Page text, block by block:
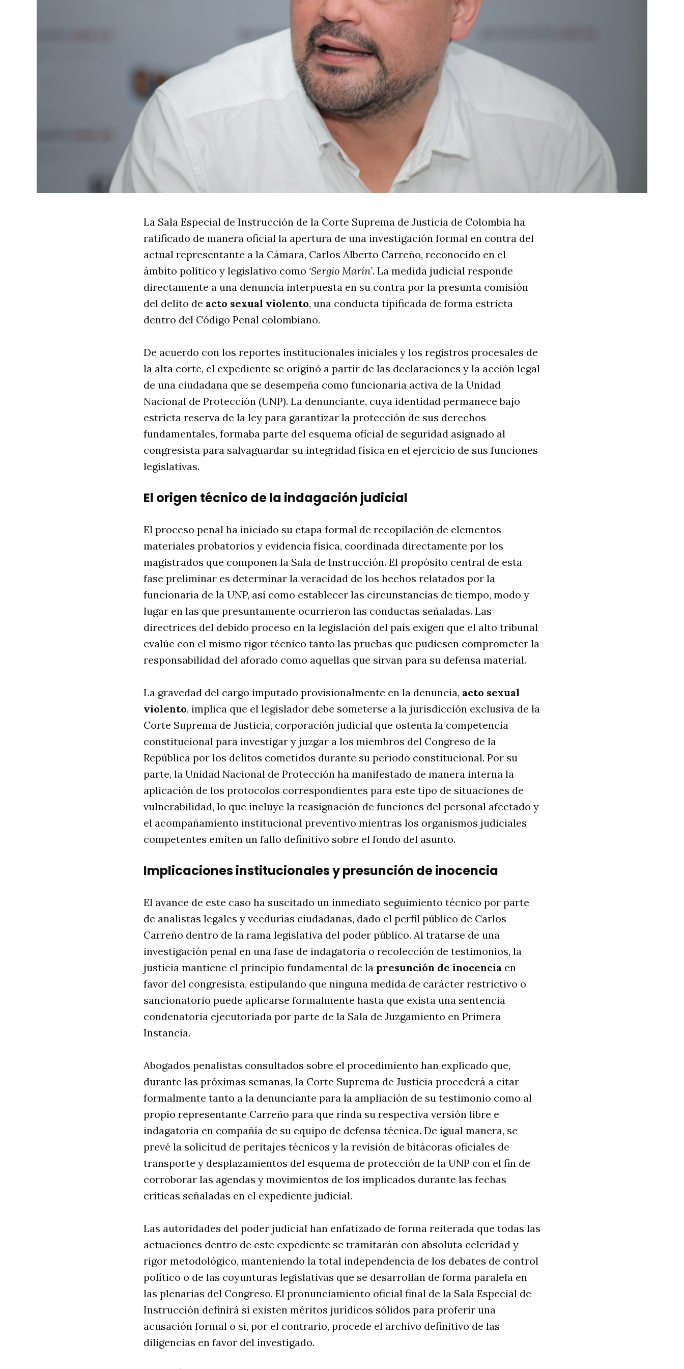
La Sala Especial de Instrucción de la Corte Suprema de Justicia de Colombia ha
ratificado de manera oficial la apertura de una investigación formal en contra del
actual representante a la Cámara, Carlos Alberto Carreño, reconocido en el
ámbito político y legislativo como ‘Sergio Marín’. La medida judicial responde
directamente a una denuncia interpuesta en su contra por la presunta comisión
del delito de acto sexual violento, una conducta tipificada de forma estricta
dentro del Código Penal colombiano.
De acuerdo con los reportes institucionales iniciales y los registros procesales de
la alta corte, el expediente se originó a partir de las declaraciones y la acción legal
de una ciudadana que se desempeña como funcionaria activa de la Unidad
Nacional de Protección (UNP). La denunciante, cuya identidad permanece bajo
estricta reserva de la ley para garantizar la protección de sus derechos
fundamentales, formaba parte del esquema oficial de seguridad asignado al
congresista para salvaguardar su integridad física en el ejercicio de sus funciones
legislativas.
El origen técnico de la indagación judicial
El proceso penal ha iniciado su etapa formal de recopilación de elementos
materiales probatorios y evidencia física, coordinada directamente por los
magistrados que componen la Sala de Instrucción. El propósito central de esta
fase preliminar es determinar la veracidad de los hechos relatados por la
funcionaria de la UNP, así como establecer las circunstancias de tiempo, modo y
lugar en las que presuntamente ocurrieron las conductas señaladas. Las
directrices del debido proceso en la legislación del país exigen que el alto tribunal
evalúe con el mismo rigor técnico tanto las pruebas que pudiesen comprometer la
responsabilidad del aforado como aquellas que sirvan para su defensa material.
La gravedad del cargo imputado provisionalmente en la denuncia, acto sexual
violento, implica que el legislador debe someterse a la jurisdicción exclusiva de la
Corte Suprema de Justicia, corporación judicial que ostenta la competencia
constitucional para investigar y juzgar a los miembros del Congreso de la
República por los delitos cometidos durante su periodo constitucional. Por su
parte, la Unidad Nacional de Protección ha manifestado de manera interna la
aplicación de los protocolos correspondientes para este tipo de situaciones de
vulnerabilidad, lo que incluye la reasignación de funciones del personal afectado y
el acompañamiento institucional preventivo mientras los organismos judiciales
competentes emiten un fallo definitivo sobre el fondo del asunto.
Implicaciones institucionales y presunción de inocencia
El avance de este caso ha suscitado un inmediato seguimiento técnico por parte
de analistas legales y veedurías ciudadanas, dado el perfil público de Carlos
Carreño dentro de la rama legislativa del poder público. Al tratarse de una
investigación penal en una fase de indagatoria o recolección de testimonios, la
justicia mantiene el principio fundamental de la presunción de inocencia en
favor del congresista, estipulando que ninguna medida de carácter restrictivo o
sancionatorio puede aplicarse formalmente hasta que exista una sentencia
condenatoria ejecutoriada por parte de la Sala de Juzgamiento en Primera
Instancia.
Abogados penalistas consultados sobre el procedimiento han explicado que,
durante las próximas semanas, la Corte Suprema de Justicia procederá a citar
formalmente tanto a la denunciante para la ampliación de su testimonio como al
propio representante Carreño para que rinda su respectiva versión libre e
indagatoria en compañía de su equipo de defensa técnica. De igual manera, se
prevé la solicitud de peritajes técnicos y la revisión de bitácoras oficiales de
transporte y desplazamientos del esquema de protección de la UNP con el fin de
corroborar las agendas y movimientos de los implicados durante las fechas
críticas señaladas en el expediente judicial.
Las autoridades del poder judicial han enfatizado de forma reiterada que todas las
actuaciones dentro de este expediente se tramitarán con absoluta celeridad y
rigor metodológico, manteniendo la total independencia de los debates de control
político o de las coyunturas legislativas que se desarrollan de forma paralela en
las plenarias del Congreso. El pronunciamiento oficial final de la Sala Especial de
Instrucción definirá si existen méritos jurídicos sólidos para proferir una
acusación formal o si, por el contrario, procede el archivo definitivo de las
diligencias en favor del investigado.